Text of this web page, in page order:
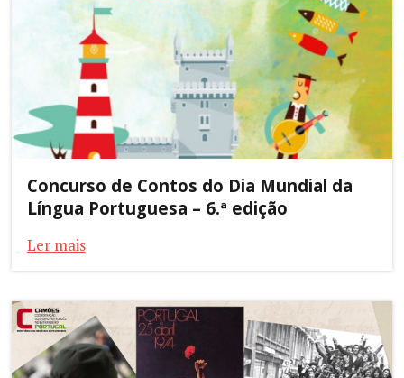
Concurso de Contos do Dia Mundial da
Língua Portuguesa – 6.ª edição
Ler mais